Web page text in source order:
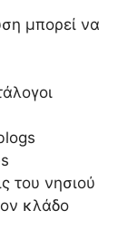
μπορεί να
του νησιού
κλάδο